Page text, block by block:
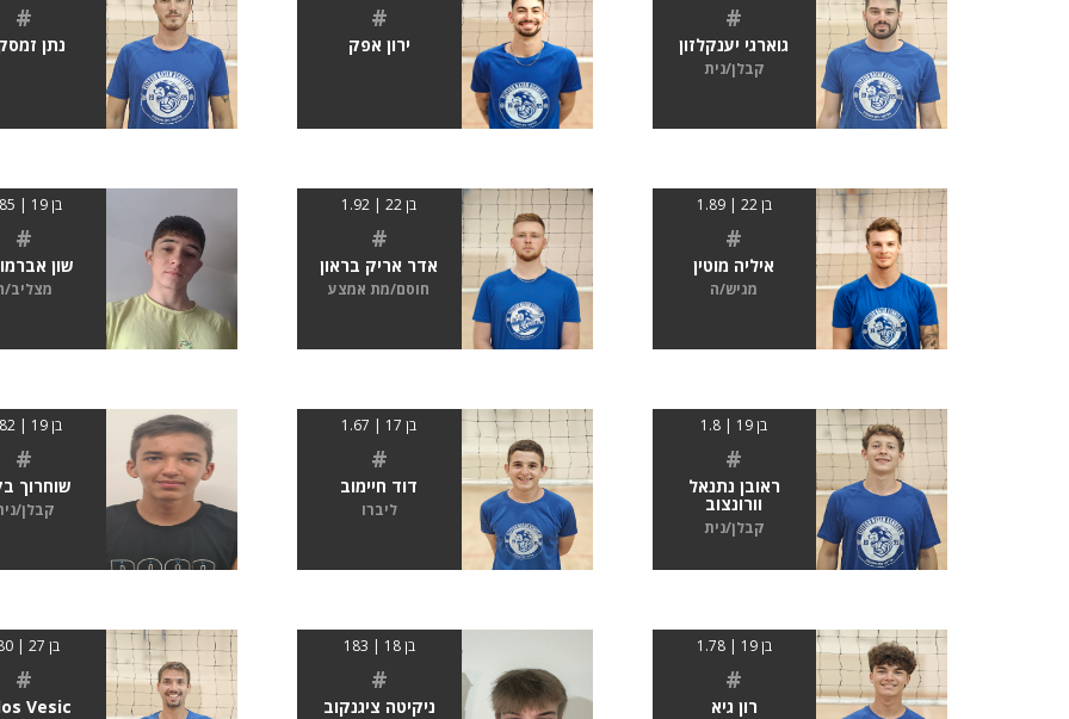
#
גוארגי יענקלזון
קבלן/נית
#
ירון אפק
#
נתן
בן 22 | 1.89
#
איליה מוטין
מגיש/ה
בן 22 | 1.92
#
אדר אריק בראון
חוסם/מת אמצע
בן 19 | 1.85
#
שון
מצליב/
בן 19 | 1.8
#
ראובן נתנאל
וורונצוב
קבלן/נית
בן 17 | 1.67
#
דוד חיימוב
ליברו
בן 19 | 1.82
#
שוחרוך
קבלן/
בן 19 | 1.78
#
רון גיא
בן 18 | 183
#
ניקיטה ציגנקוב
בן 27 | 180
#
Vesic